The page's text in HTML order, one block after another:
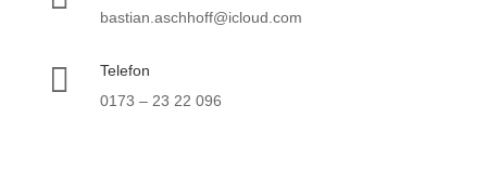
bastian.aschhoff@icloud.com

Telefon
0173 – 23 22 096